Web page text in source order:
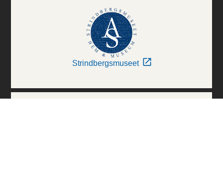
Strindbergsmuseet